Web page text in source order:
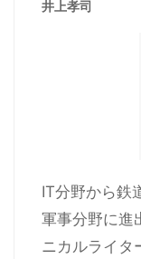
井上孝司
IT分野から鉄
軍事分野に進
ニカルライタ